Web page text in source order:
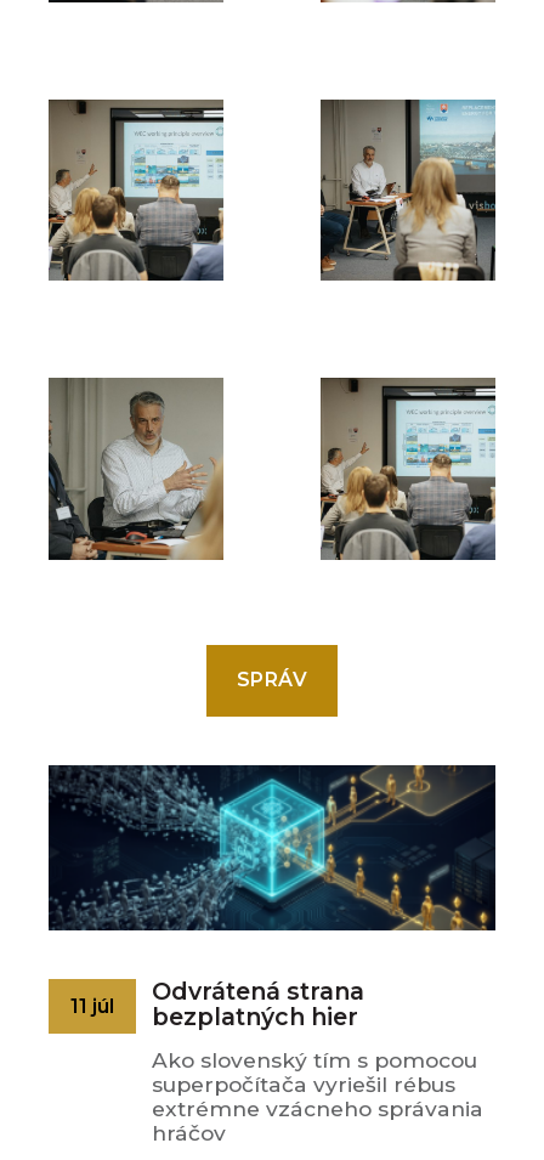
SPRÁV
Odvrátená strana
bezplatných hier
11 júl
Ako slovenský tím s pomocou
superpočítača vyriešil rébus
extrémne vzácneho správania
hráčov